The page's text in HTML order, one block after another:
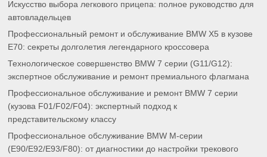
Искусство выбора легкового прицепа: полное руководство для
автовладельцев
Профессиональный ремонт и обслуживание BMW X5 в кузове
E70: секреты долголетия легендарного кроссовера
Технологическое совершенство BMW 7 серии (G11/G12):
экспертное обслуживание и ремонт премиального флагмана
Профессиональное обслуживание и ремонт BMW 7 серии
(кузова F01/F02/F04): экспертный подход к
представительскому классу
Профессиональное обслуживание BMW M-серии
(E90/E92/E93/F80): от диагностики до настройки трекового